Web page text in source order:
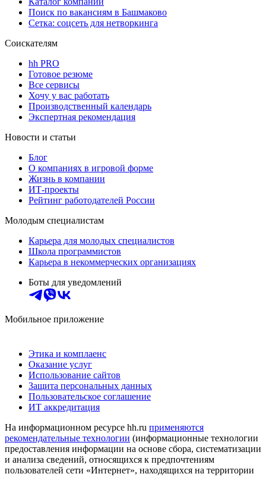
Поиск по вакансиям в Башмаково
Сетка: соцсеть для нетворкинга
Соискателям
hh PRO
Готовое резюме
Все сервисы
Хочу у вас работать
Производственный календарь
Экспертная рекомендация
Новости и статьи
Блог
О компаниях в игровой форме
Жизнь в компании
ИТ-проекты
Рейтинг работодателей России
Молодым специалистам
Карьера для молодых специалистов
Школа программистов
Карьера в некоммерческих организациях
Боты для уведомлений
Мобильное приложение
Этика и комплаенс
Оказание услуг
Использование сайтов
Защита персональных данных
Пользовательское соглашение
ИТ аккредитация
На информационном ресурсе hh.ru применяются
рекомендательные технологии (информационные технологии
предоставления информации на основе сбора, систематизации
и анализа сведений, относящихся к предпочтениям
пользователей сети «Интернет», находящихся на территории